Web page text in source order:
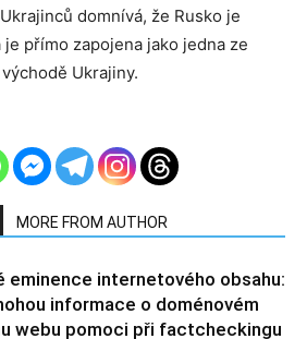
Ukrajinců domnívá, že Rusko je
přímo zapojena jako jedna ze
Ukrajiny.
MORE FROM AUTHOR
eminence internetového obsahu:
informace o doménovém
webu pomoci při factcheckingu